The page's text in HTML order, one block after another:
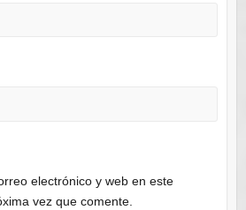
electrónico y web en este
vez que comente.